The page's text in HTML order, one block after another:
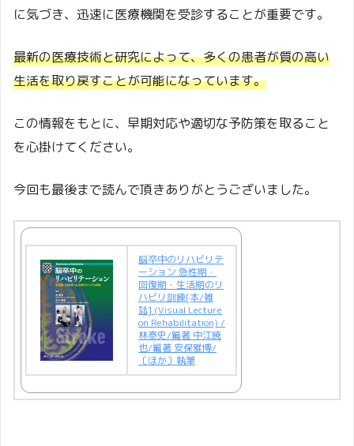
に気づき、迅速に医療機関を受診することが重要です。
最新の医療技術と研究によって、多くの患者が質の高い
生活を取り戻すことが可能になっています。
この情報をもとに、早期対応や適切な予防策を取ること
を心掛けてください。
今回も最後まで読んで頂きありがとうございました。
脳卒中のリハビリテ
ーション 急性期・
回復期・生活期のリ
ハビリ訓練[本/雑
誌] (Visual Lecture
on Rehabilitation) /
林泰史/編著 中江暁
也/編著 安保雅博/
〔ほか〕執筆